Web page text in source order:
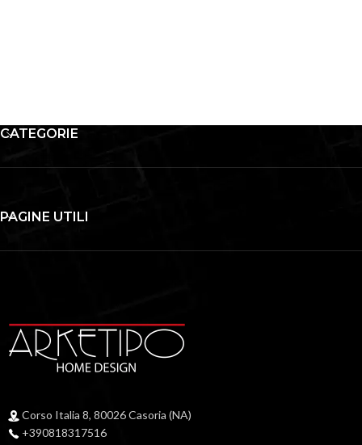
CATEGORIE
PAGINE UTILI
Corso Italia 8, 80026 Casoria (NA)
+390818317516